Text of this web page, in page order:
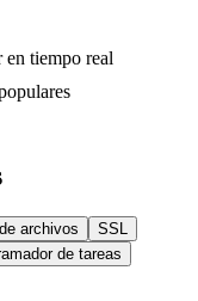
en tiempo real
archivos
SSL
de tareas